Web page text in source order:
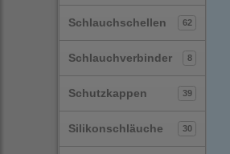
Schlauchschellen 62
Schlauchverbinder 8
Schutzkappen 39
Silikonschläuche 30